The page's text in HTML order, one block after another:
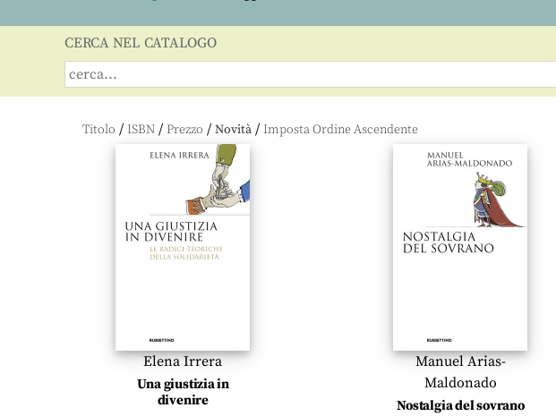
CERCA NEL CATALOGO
Titolo / ISBN / Prezzo / Novità /
Elena Irrera
Una giustizia in
divenire
Manuel Arias-
Maldonado
Nostalgia del sovrano